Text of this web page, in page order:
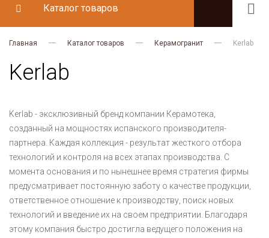
Каталог товаров
Главная Каталог товаров Керамогранит Kerlab
Kerlab
Kerlab - эксклюзивный бренд компании Керамотека,
созданный на мощностях испанского производителя-
партнера. Каждая коллекция - результат жесткого отбора
технологий и контроля на всех этапах производства. С
момента основания и по нынешнее время стратегия фирмы
предусматривает постоянную заботу о качестве продукции,
ответственное отношение к производству, поиск новых
технологий и введение их на своем предприятии. Благодаря
этому компания быстро достигла ведущего положения на